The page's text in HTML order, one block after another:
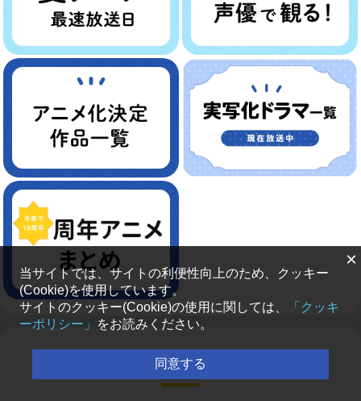
新着ラジオ番組
×
当サイトでは、サイトの利便性向上のため、クッキー
(Cookie)を使用しています。
サイトのクッキー(Cookie)の使用に関しては、
「クッキ
ーポリシー」
をお読みください。
同意する